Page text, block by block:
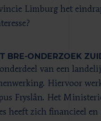
Limburg het
BRE-ONDERZOEK
van een
Hiervoor
Fryslân. Het
heeft zich financieel